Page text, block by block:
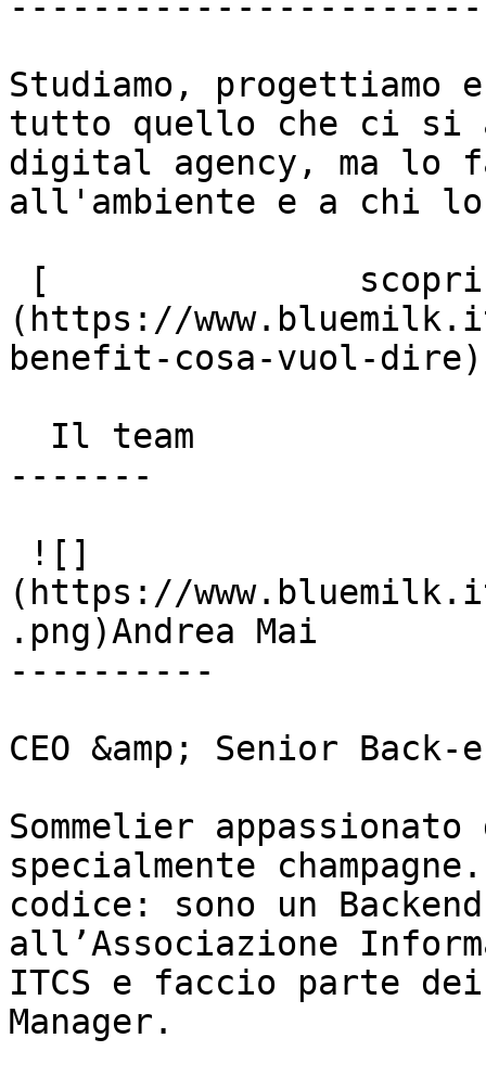
Studiamo, progettiamo
tutto quello che ci si
digital agency, ma lo
all'ambiente e a chi
(https://
benefit-cosa-vuol-dire)
-------
(https://
.png)Andrea Mai
----------
CEO &amp; Senior Back-
Sommelier
specialmente
codice: sono un
all’Associazione
ITCS e faccio parte
Manager.